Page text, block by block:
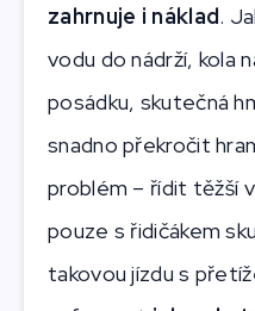
zahrnuje i náklad.
vodu do nádrží, kola
posádku, skutečná
snadno překročit
problém – řídit těžší
pouze s řidičákem
takovou jízdu s